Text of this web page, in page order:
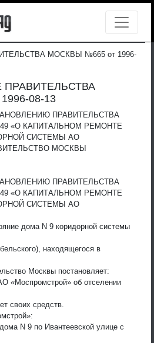
МОСКВЫ №665 от 1996-
08-13
ПРАВИТЕЛЬСТВА
«О КАПИТАЛЬНОМ РЕМОНТЕ
СИСТЕМЫ АО
МОСКВЫ
ПРАВИТЕЛЬСТВА
«О КАПИТАЛЬНОМ РЕМОНТЕ
СИСТЕМЫ АО
дома N 9 коридорной системы
находящегося в
Москвы постановляет:
«Моспромстрой» об отселении
своих средств.
N 9 по Ивантеевской улице с